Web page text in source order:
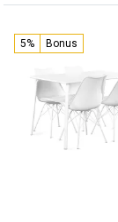
5% Bonus